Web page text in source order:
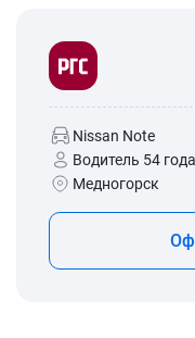
Nissan Note
Водитель 54
Медногорск